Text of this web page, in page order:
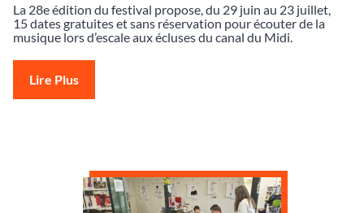
La 28e édition du festival propose, du 29 juin au 23 juillet,
15 dates gratuites et sans réservation pour écouter de la
musique lors d’escale aux écluses du canal du Midi.
Lire Plus